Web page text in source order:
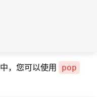
中，您可以使用 pop